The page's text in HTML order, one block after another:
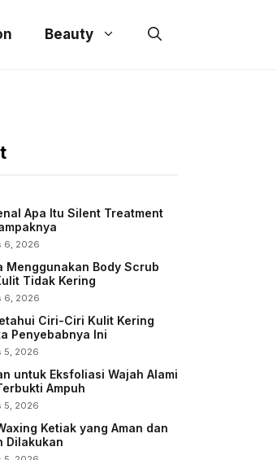
Beauty
Apa Itu Silent Treatment
6, 2026
Menggunakan Body Scrub
Tidak Kering
6, 2026
Ciri-Ciri Kulit Kering
Penyebabnya Ini
5, 2026
untuk Eksfoliasi Wajah Alami
Ampuh
5, 2026
Ketiak yang Aman dan
Dilakukan